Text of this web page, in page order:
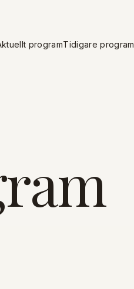
programTidigare program